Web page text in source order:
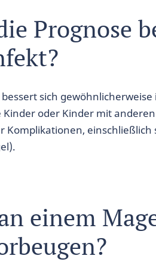
Prognose
sich
Kinder oder Kinder mit
Komplikationen, einschließlich
einem